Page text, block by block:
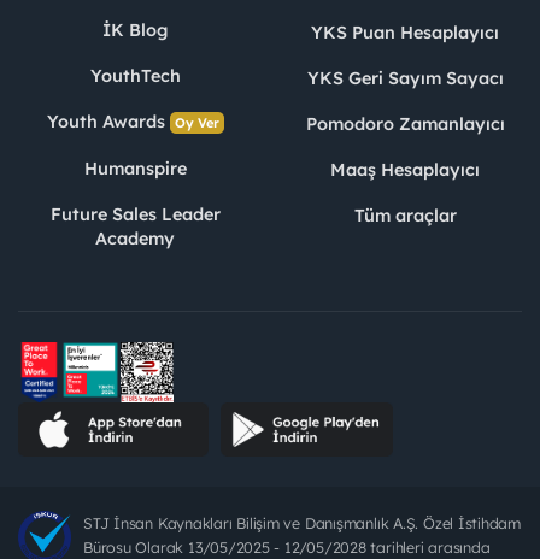
İK Blog
YouthTech
Youth Awards Oy Ver
Humanspire
Future Sales Leader
Academy
YKS Puan Hesaplayıcı
YKS Geri Sayım Sayacı
Pomodoro Zamanlayıcı
Maaş Hesaplayıcı
Tüm araçlar
STJ İnsan Kaynakları Bilişim ve Danışmanlık A.Ş. Özel İstihdam
Bürosu Olarak 13/05/2025 - 12/05/2028 tarihleri arasında